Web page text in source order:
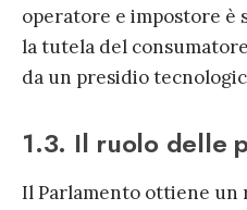
operatore e impostore è
la tutela del
da un presidio
1.3. Il ruolo delle
Il Parlamento ottiene un